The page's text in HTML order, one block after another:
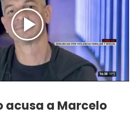
acusa a Marcelo